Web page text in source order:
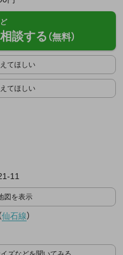
談する （無料）
てほしい
てほしい
11
図を表示
仙石線）